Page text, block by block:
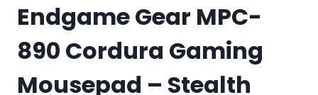
Endgame Gear MPC-
890 Cordura Gaming
Mousepad – Stealth